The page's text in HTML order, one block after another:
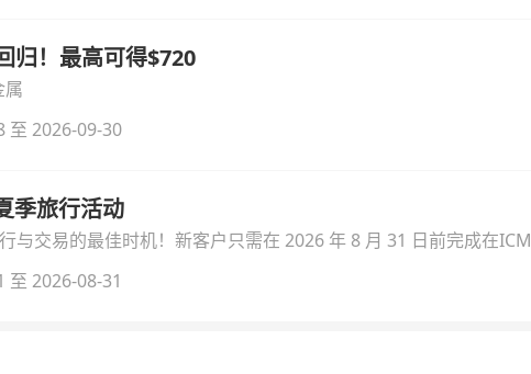
归！最高可得$720
属
至 2026-09-30
季旅行活动
与交易的最佳时机！新客户只需在 2026 年 8 月 31 日前完成在
至 2026-08-31